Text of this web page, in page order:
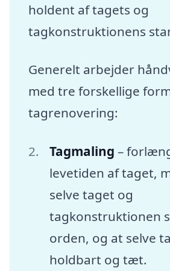
holdent af tagets og
tagkonstruktionens
Generelt arbejder
med tre forskellige
tagrenovering:
Tagmaling –
levetiden af taget,
selve taget og
tagkonstruktionen
orden, og at selve
holdbart og tæt.